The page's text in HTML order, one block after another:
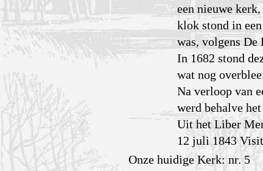
een nieuwe
klok stond in
was, volgens De
In 1682 stond
wat nog
Na verloop van
werd behalve
Uit het Liber
12 juli 1843
Onze huidige Kerk: nr. 5